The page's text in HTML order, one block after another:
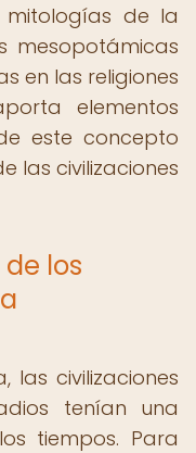
mitologías de la
mesopotámicas
en las religiones
elementos
este concepto
las civilizaciones
los
las civilizaciones
tenían una
tiempos. Para